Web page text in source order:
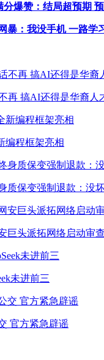
爆赞：结局超预期
暴：我没手机 一路学
再 搞AI还得是华裔人
编程框架亮相
质保变强制退款：没
巨头派拓网络启动审查
未进前三
官方紧急辟谣